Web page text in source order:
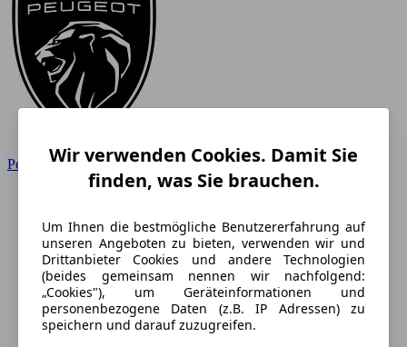
PeugeotWir verwenden Cookies. Damit Sie
finden, was Sie brauchen.
Um Ihnen die bestmögliche Benutzererfahrung auf
unseren Angeboten zu bieten, verwenden wir und
Drittanbieter Cookies und andere Technologien
(beides gemeinsam nennen wir nachfolgend:
„Cookies"), um Geräteinformationen und
personenbezogene Daten (z.B. IP Adressen) zu
speichern und darauf zuzugreifen.